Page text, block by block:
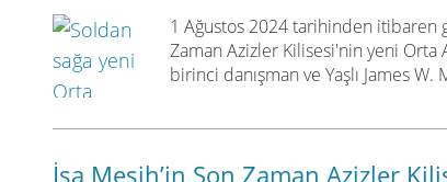
1 Ağustos 2024 tarihinden itibaren
Zaman Azizler Kilisesi'nin yeni Orta
birinci danışman ve Yaşlı James
İsa Mesih’in Son Zaman Azizler